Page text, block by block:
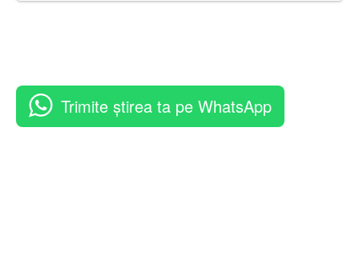
Trimite știrea ta pe WhatsApp